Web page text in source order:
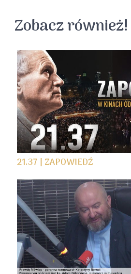
Zobacz również!
21.37 | ZAPOWIEDŹ